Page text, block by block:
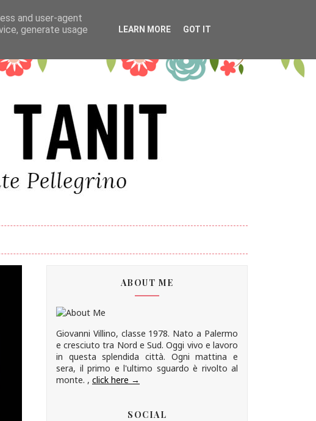
ABOUT ME
Giovanni Villino, classe 1978. Nato a Palermo
e cresciuto tra Nord e Sud. Oggi vivo e lavoro
in questa splendida città. Ogni mattina e
sera, il primo e l'ultimo sguardo è rivolto al
monte. , click here →
SOCIAL
and user-agent
generate usage
LEARN MORE GOT IT